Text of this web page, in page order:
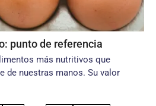
punto de referencia
más nutritivos que
de nuestras manos. Su valor